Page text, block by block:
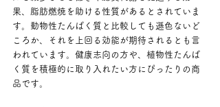
果、脂肪燃焼を助ける性質があるとされていま
す。動物性たんぱく質と比較しても遜色ないど
ころか、それを上回る効能が期待されるとも言
われています。健康志向の方や、植物性たんぱ
く質を積極的に取り入れたい方にぴったりの商
品です。